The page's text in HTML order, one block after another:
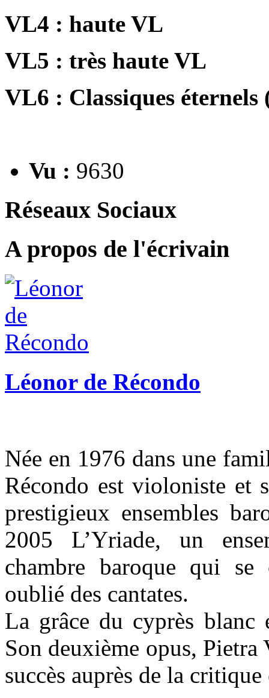
VL4 : haute VL
VL5 : très haute VL
VL6 : Classiques éternels
Vu : 9630
Réseaux Sociaux
A propos de l'écrivain
Léonor de Récondo
Née en 1976 dans une
Récondo est violoniste et
prestigieux ensembles
2005 L’Yriade, un
chambre baroque qui se
oublié des cantates.
La grâce du cyprès blanc
Son deuxième opus,
succès auprès de la